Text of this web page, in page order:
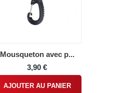
Mousqueton avec p...
3,90 €
AJOUTER AU PANIER